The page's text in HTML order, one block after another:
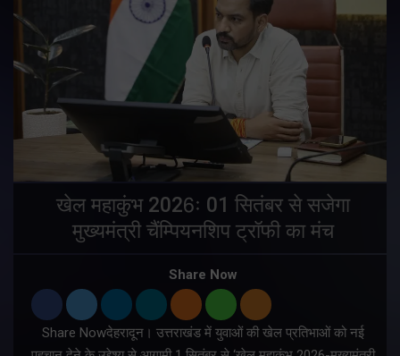
खेल महाकुंभ 2026ः 01 सितंबर से सजेगा
मुख्यमंत्री चैंम्पियनशिप ट्रॉफी का मंच
Share Now
Share Nowदेहरादून। उत्तराखंड में युवाओं की खेल प्रतिभाओं को नई